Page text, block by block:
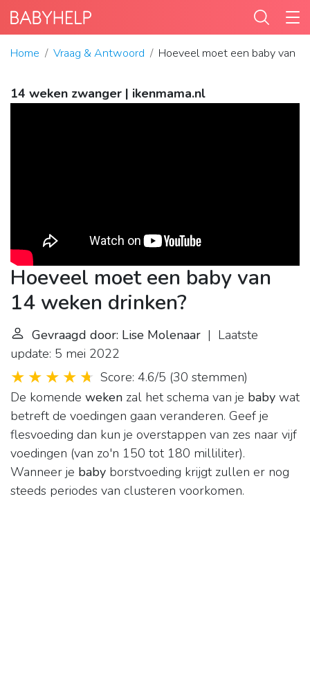
Home Vraag & Antwoord Hoeveel moet een baby van
14 weken zwanger | ikenmama.nl
Hoeveel moet een baby van
14 weken drinken?
Gevraagd door: Lise Molenaar | Laatste
update: 5 mei 2022
Score: 4.6/5 (30 stemmen)
De komende weken zal het schema van je baby wat
betreft de voedingen gaan veranderen. Geef je
flesvoeding dan kun je overstappen van zes naar vijf
voedingen (van zo'n 150 tot 180 milliliter).
Wanneer je baby borstvoeding krijgt zullen er nog
steeds periodes van clusteren voorkomen.